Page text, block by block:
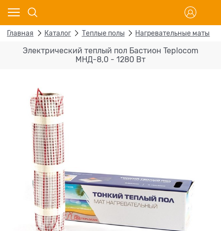
Главная Каталог Теплые полы Нагревательные маты
Электрический теплый пол Бастион Teplocom
МНД-8,0 - 1280 Вт